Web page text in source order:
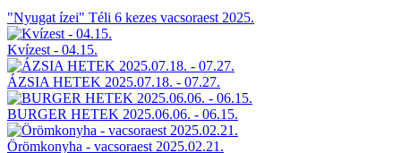
"Nyugat ízei" Téli 6 kezes vacsoraest 2025.
Kvízest - 04.15.
ÁZSIA HETEK 2025.07.18. - 07.27.
BURGER HETEK 2025.06.06. - 06.15.
Örömkonyha - vacsoraest 2025.02.21.